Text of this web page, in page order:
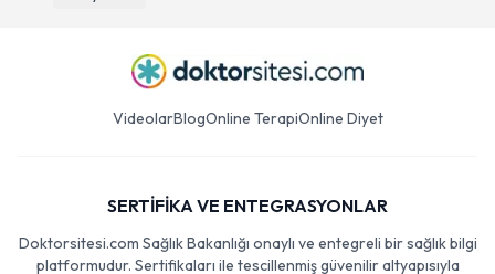
VideolarBlogOnline TerapiOnline Diyet
SERTİFİKA VE ENTEGRASYONLAR
Doktorsitesi.com Sağlık Bakanlığı onaylı ve entegreli bir sağlık bilgi
platformudur. Sertifikaları ile tescillenmiş güvenilir altyapısıyla